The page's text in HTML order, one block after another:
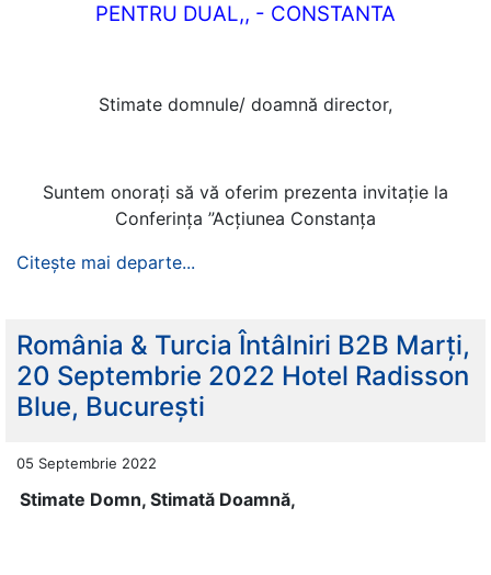
PENTRU DUAL,, - CONSTANTA
Stimate domnule/ doamnă director,
Suntem onorați să vă oferim prezenta invitație la
Conferința ”Acțiunea Constanța
Citește mai departe...
România & Turcia Întâlniri B2B Marți,
20 Septembrie 2022 Hotel Radisson
Blue, București
05 Septembrie 2022
Stimate Domn, Stimată Doamnă,